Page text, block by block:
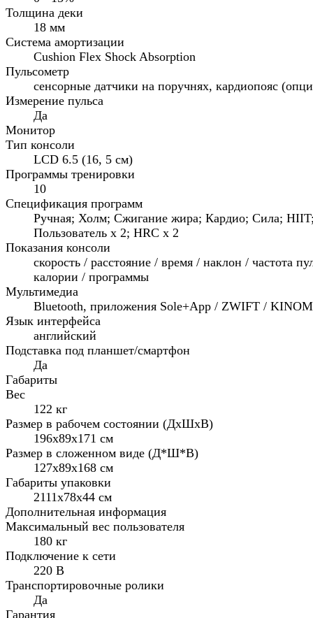
Толщина деки
18 мм
Система амортизации
Cushion Flex Shock Absorption
Пульсометр
сенсорные датчики на поручнях, кардиопояс
Измерение пульса
Да
Монитор
Тип консоли
LCD 6.5 (16, 5 см)
Программы тренировки
10
Спецификация программ
Ручная; Холм; Сжигание жира; Кардио; Сила;
Пользователь х 2; HRC х 2
Показания консоли
скорость / расстояние / время / наклон / частота
калории / программы
Мультимедиа
Bluetooth, приложения Sole+App / ZWIFT /
Язык интерфейса
английский
Подставка под планшет/смартфон
Да
Габариты
Вес
122 кг
Размер в рабочем состоянии (ДxШxВ)
196х89х171 см
Размер в сложенном виде (Д*Ш*В)
127х89х168 см
Габариты упаковки
2111х78х44 см
Дополнительная информация
Максимальный вес пользователя
180 кг
Подключение к сети
220 В
Транспортировочные ролики
Да
Гарантия